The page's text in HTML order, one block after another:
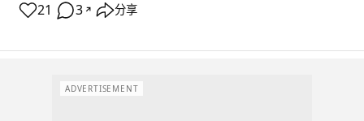
21 3 ↗ 分享
ADVERTISEMENT